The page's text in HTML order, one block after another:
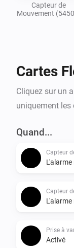
Capteur de
Mouvement
Cartes
Cliquez sur un
uniquement les
Quand...
Capteur
Capteur
Prise à
Activé